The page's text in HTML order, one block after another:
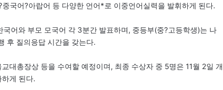
국어?아랍어 등 다양한 언어*로 이중언어실력을 발휘하게 된다.
어와 부모 모국어 각 3분간 발표하며, 중등부(중?고등학생)는 나
후 질의응답 시간을 갖는다.
대총장상 등을 수여할 예정이며, 최종 수상자 중 5명은 11월 2일 개
게 된다.